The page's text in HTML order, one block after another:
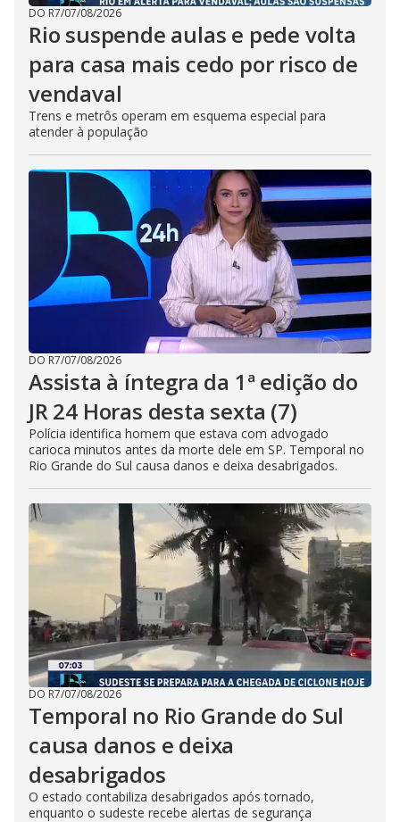
DO R7/07/08/2026
Rio suspende aulas e pede volta
para casa mais cedo por risco de
vendaval
Trens e metrôs operam em esquema especial para
atender à população
DO R7/07/08/2026
Assista à íntegra da 1ª edição do
JR 24 Horas desta sexta (7)
Polícia identifica homem que estava com advogado
carioca minutos antes da morte dele em SP. Temporal no
Rio Grande do Sul causa danos e deixa desabrigados.
DO R7/07/08/2026
Temporal no Rio Grande do Sul
causa danos e deixa
desabrigados
O estado contabiliza desabrigados após tornado,
enquanto o sudeste recebe alertas de segurança